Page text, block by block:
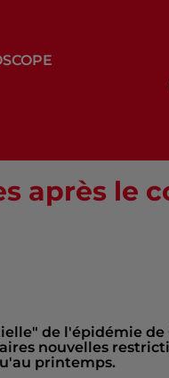
après le
de l'épidémie de
nouvelles
printemps.